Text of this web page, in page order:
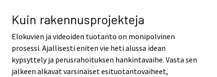
Kuin rakennusprojekteja
Elokuvien ja videoiden tuotanto on monipolvinen
prosessi. Ajallisesti eniten vie heti alussa idean
kypsyttely ja perusrahoituksen hankintavaihe. Vasta sen
jälkeen alkavat varsinaiset esituotantovaiheet,